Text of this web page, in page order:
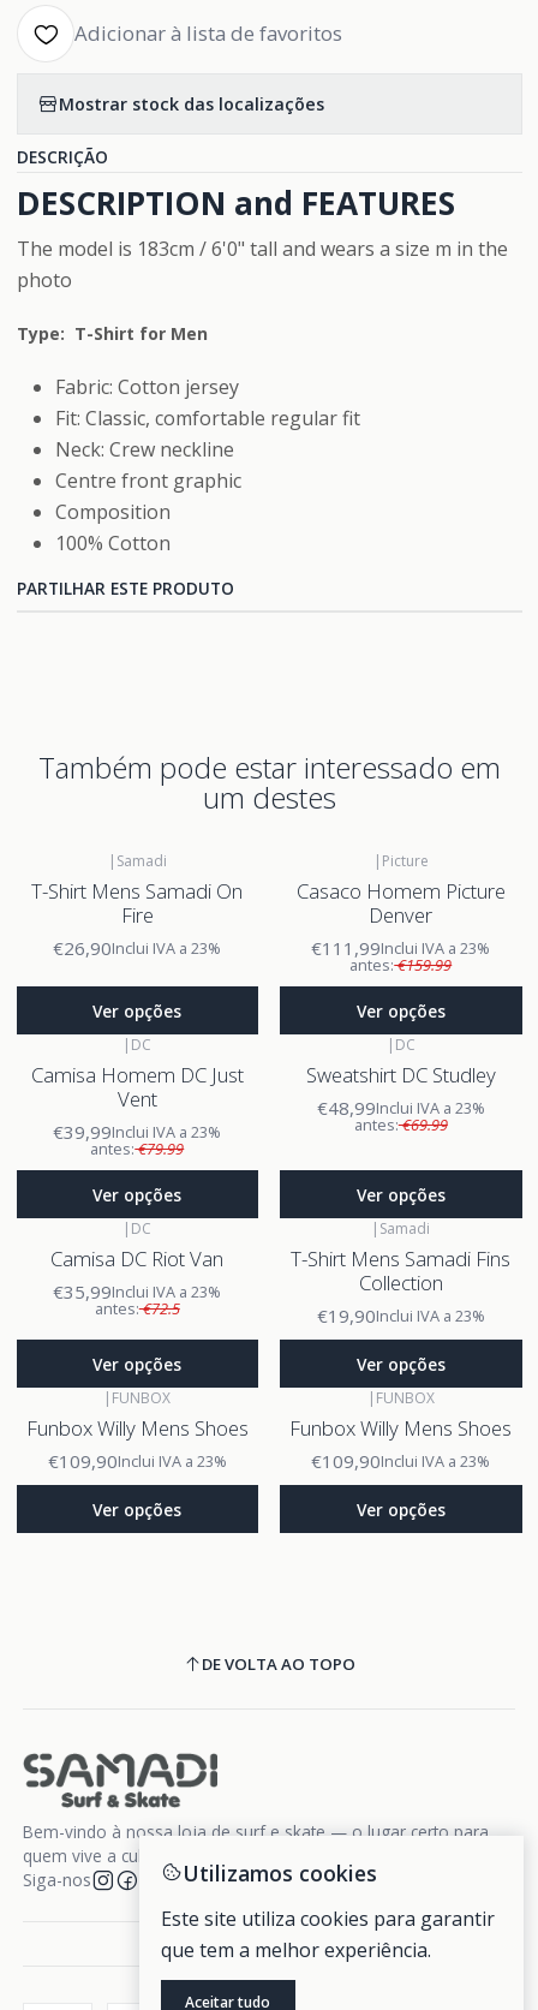
Adicionar à lista de favoritos
Mostrar stock das localizações
DESCRIÇÃO
DESCRIPTION and FEATURES
The model is 183cm / 6'0" tall and wears a size m in the
photo
Type: T-Shirt for Men
Fabric: Cotton jersey
Fit: Classic, comfortable regular fit
Neck: Crew neckline
Centre front graphic
Composition
100% Cotton
PARTILHAR ESTE PRODUTO
Também pode estar interessado em
um destes
| Samadi
T-Shirt Mens Samadi On
Fire
€26,90Inclui IVA a 23%
Ver opções
| Picture
Casaco Homem Picture
Denver
€111,99Inclui IVA a 23%
antes:€159.99
Ver opções
| DC
Camisa Homem DC Just
Vent
€39,99Inclui IVA a 23%
antes:€79.99
Ver opções
| DC
Sweatshirt DC Studley
€48,99Inclui IVA a 23%
antes:€69.99
Ver opções
| DC
Camisa DC Riot Van
€35,99Inclui IVA a 23%
antes:€72.5
Ver opções
| Samadi
T-Shirt Mens Samadi Fins
Collection
€19,90Inclui IVA a 23%
Ver opções
| FUNBOX
Funbox Willy Mens Shoes
€109,90Inclui IVA a 23%
Ver opções
| FUNBOX
Funbox Willy Mens Shoes
€109,90Inclui IVA a 23%
Ver opções
DE VOLTA AO TOPO
Bem-vindo à nossa loja de surf e skate — o lugar certo para
quem vive a cultura da liberdade sobre rodas e ondas.
Siga-nos
Utilizamos cookies
Este site utiliza cookies para garantir
que tem a melhor experiência.
Aceitar tudo